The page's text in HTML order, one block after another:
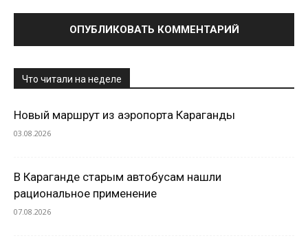
Что читали на неделе
Новый маршрут из аэропорта Караганды
03.08.2026
В Караганде старым автобусам нашли
рациональное применение
07.08.2026